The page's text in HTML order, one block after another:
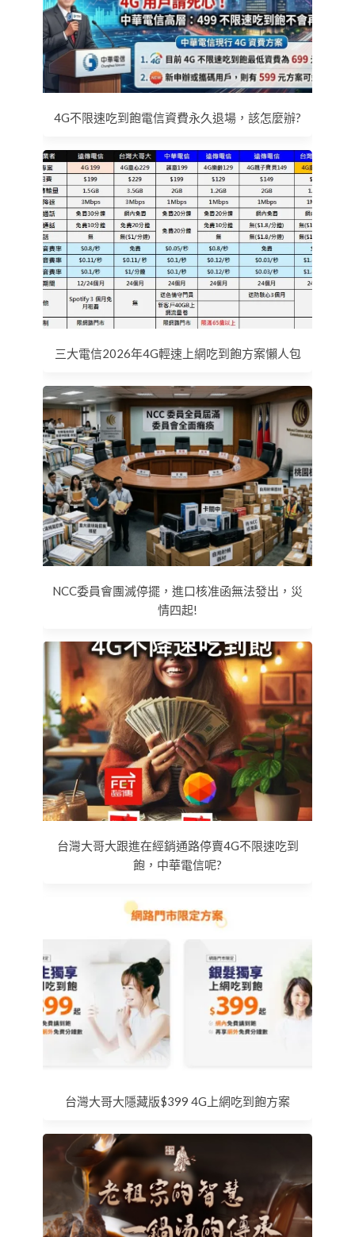
4G不限速吃到飽電信資費永久退場，該怎麼辦?
三大電信2026年4G輕速上網吃到飽方案懶人包
NCC委員會團滅停擺，進口核准函無法發出，災
情四起!
台灣大哥大跟進在經銷通路停賣4G不限速吃到
飽，中華電信呢?
台灣大哥大隱藏版$399 4G上網吃到飽方案